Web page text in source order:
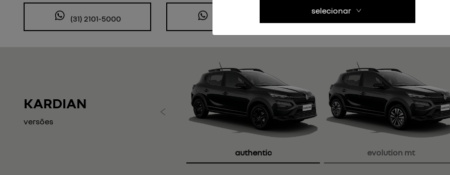
(31) 2101-5000
KARDIAN
versões
authentic evolution mt
Anterior
selecionar